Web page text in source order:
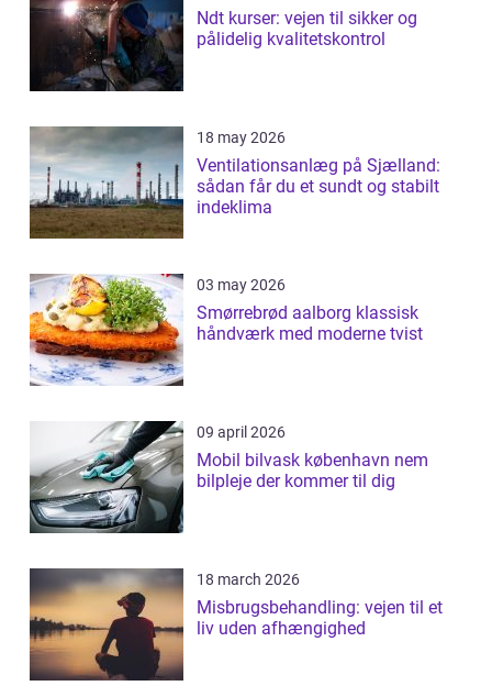
Ndt kurser: vejen til sikker og
pålidelig kvalitetskontrol
18 may 2026
Ventilationsanlæg på Sjælland:
sådan får du et sundt og stabilt
indeklima
03 may 2026
Smørrebrød aalborg klassisk
håndværk med moderne tvist
09 april 2026
Mobil bilvask københavn nem
bilpleje der kommer til dig
18 march 2026
Misbrugsbehandling: vejen til et
liv uden afhængighed